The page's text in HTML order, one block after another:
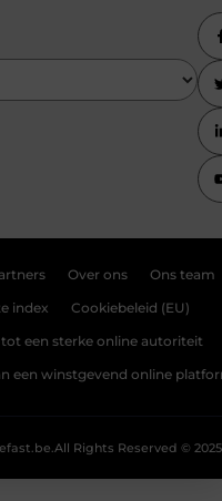
Over ons Ons team
index Cookiebeleid (EU)
een sterke online autoriteit
een winstgevend online
All Rights Reserved © 2025